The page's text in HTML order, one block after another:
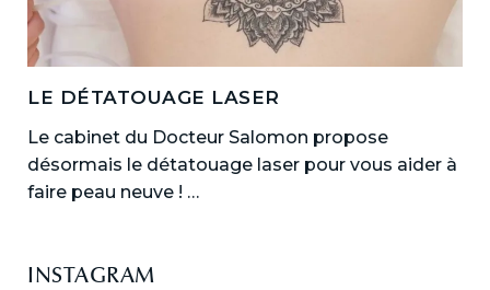
LE DÉTATOUAGE LASER
Le cabinet du Docteur Salomon propose
désormais le détatouage laser pour vous aider à
faire peau neuve ! …
INSTAGRAM